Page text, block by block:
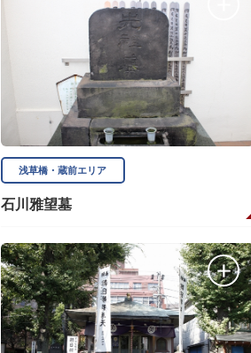
浅草橋・蔵前エリア
石川雅望墓